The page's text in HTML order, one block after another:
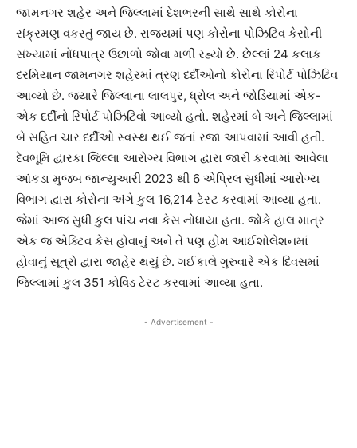
જામનગર શહેર અને જિલ્લામાં દેશભરની સાથે સાથે કોરોના
સંક્રમણ વકરતું જાય છે. રાજ્યમાં પણ કોરોના પોઝિટિવ કેસોની
સંખ્યામાં નોંધપાત્ર ઉછાળો જોવા મળી રહ્યો છે. છેલ્લાં 24 કલાક
દરમિયાન જામનગર શહેરમાં ત્રણ દર્દીઓનો કોરોના રિપોર્ટ પોઝિટિવ
આવ્યો છે. જ્યારે જિલ્લાના લાલપુર, ધ્રોલ અને જોડિયામાં એક-
એક દર્દીનો રિપોર્ટ પોઝિટિવો આવ્યો હતો. શહેરમાં બે અને જિલ્લામાં
બે સહિત ચાર દર્દીઓ સ્વસ્થ થઈ જતાં રજા આપવામાં આવી હતી.
દેવભૂમિ દ્વારકા જિલ્લા આરોગ્ય વિભાગ દ્વારા જારી કરવામાં આવેલા
આંકડા મુજબ જાન્યુઆરી 2023 થી 6 એપ્રિલ સુધીમાં આરોગ્ય
વિભાગ દ્વારા કોરોના અંગે કુલ 16,214 ટેસ્ટ કરવામાં આવ્યા હતા.
જેમાં આજ સુધી કુલ પાંચ નવા કેસ નોંધાયા હતા. જોકે હાલ માત્ર
એક જ એક્ટિવ કેસ હોવાનું અને તે પણ હોમ આઈશોલેશનમાં
હોવાનું સૂત્રો દ્વારા જાહેર થયું છે. ગઈકાલે ગુરુવારે એક દિવસમાં
જિલ્લામાં કુલ 351 કોવિડ ટેસ્ટ કરવામાં આવ્યા હતા.
- Advertisement -